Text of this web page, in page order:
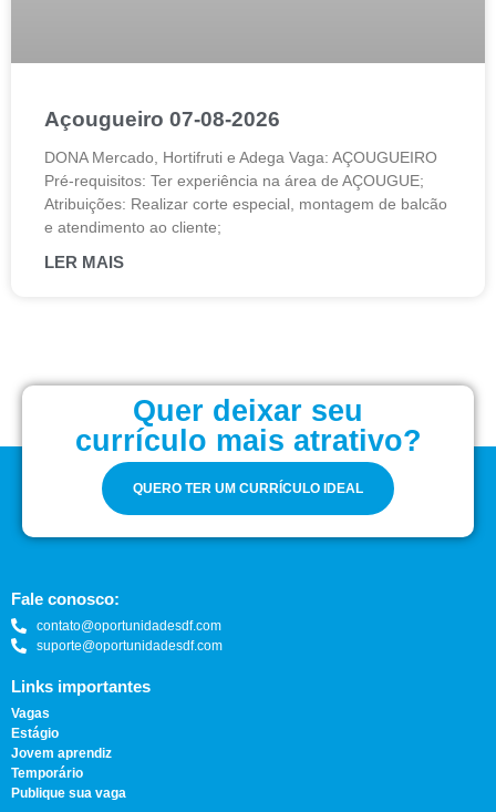
Açougueiro 07-08-2026
DONA Mercado, Hortifruti e Adega Vaga: AÇOUGUEIRO
Pré-requisitos: Ter experiência na área de AÇOUGUE;
Atribuições: Realizar corte especial, montagem de balcão
e atendimento ao cliente;
LER MAIS
Quer deixar seu
currículo mais atrativo?
QUERO TER UM CURRÍCULO IDEAL
Fale conosco:
contato@oportunidadesdf.com
suporte@oportunidadesdf.com
Links importantes
Vagas
Estágio
Jovem aprendiz
Temporário
Publique sua vaga